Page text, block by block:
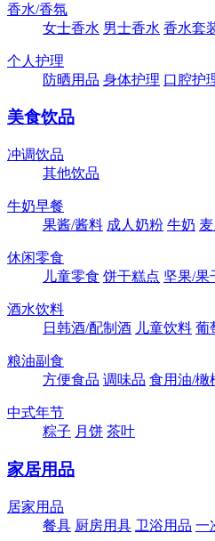
香水/香氛
女士香水 男士香水 香水套
个人护理
防晒用品 身体护理 口腔护
美食饮品
冲调饮品
其他饮品
牛奶早餐
果酱/酱料 成人奶粉 牛奶
休闲零食
儿童零食 饼干糕点 坚果/果
酒水饮料
日韩酒/配制酒 儿童饮料 葡
粮油副食
方便食品 调味品 食用油/橄
中式年节
粽子 月饼 茶叶
家居用品
居家用品
餐具 厨房用具 卫浴用品 一